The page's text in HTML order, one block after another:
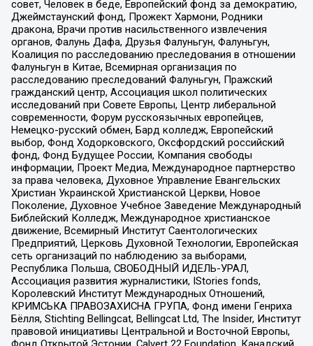
совет, Человек в беде, Европейский фонд за демократию,
Джеймстаунский фонд, Прожект Хармони, Родники
дракона, Врачи против насильственного извлечения
органов, Фалунь Дафа, Друзья Фалуньгун, Фалуньгун,
Коалиция по расследованию преследования в отношении
Фалуньгун в Китае, Всемирная организация по
расследованию преследований Фалуньгун, Пражский
гражданский центр, Ассоциация школ политических
исследований при Совете Европы, Центр либеральной
современности, Форум русскоязычных европейцев,
Немецко-русский обмен, Бард колледж, Европейский
выбор, Фонд Ходорковского, Оксфордский российский
фонд, Фонд Будущее России, Компания свободы
информации, Проект Медиа, Международное партнерство
за права человека, Духовное Управление Евангельских
Христиан Украинской Христианской Церкви, Новое
Поколение, Духовное Учебное Заведение Международный
Библейский Колледж, Международное христианское
движение, Всемирный Институт Саентологических
Предприятий, Церковь Духовной Технологии, Европейская
сеть организаций по наблюдению за выборами,
Республика Польша, СВОБОДНЫЙ ИДЕЛЬ-УРАЛ,
Ассоциация развития журналистики, IStories fonds,
Королевский Институт Международных Отношений,
КРИМСЬКА ПРАВОЗАХИСНА ГРУПА, Фонд имени Генриха
Бёлля, Stichting Bellingcat, Bellingcat Ltd, The Insider, Институт
правовой инициативы Центральной и Восточной Европы,